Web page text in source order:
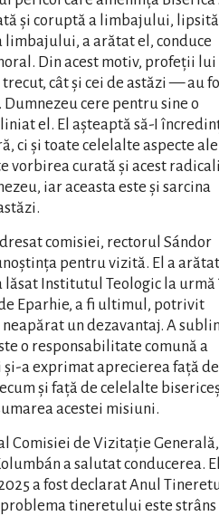
și coruptă a limbajului,
a arătat el, conduce
Din acest motiv, profeții lui
cât și cei de astăzi — au
cere pentru sine o
el. El așteaptă să-I
ci și toate celelalte aspecte ale
vorbirea curată și acest
iar aceasta este și sarcina
comisiei, rectorul Sándor
pentru vizită. El a
lăsat Institutul Teologic la urmă
Eparhie, a fi ultimul, potrivit
neapărat un dezavantaj. A
o responsabilitate comună a
a exprimat aprecierea față de
și față de celelalte
acestei misiuni.
Comisiei de Vizitație Generală,
a salutat conducerea.
a fost declarat Anul
tineretului este strâns